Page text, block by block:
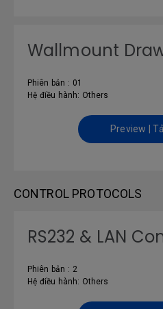
Wallmount
Phiên bản : 01
Hệ điều hành: Others
Preview |
CONTROL PROTOCOLS
RS232 & LAN
Phiên bản : 2
Hệ điều hành: Others